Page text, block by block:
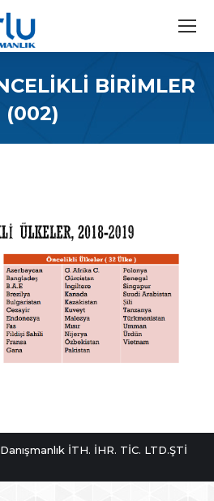
BIRIMLER
(002)
İTH. İHR. TİC. LTD.ŞTİ